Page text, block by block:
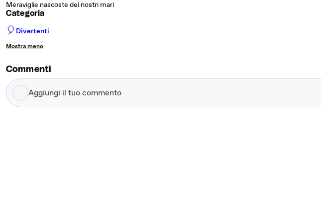
Meraviglie nascoste dei nostri mari
Categoria
🎈 Divertenti
Mostra meno
Commenti
Aggiungi
il